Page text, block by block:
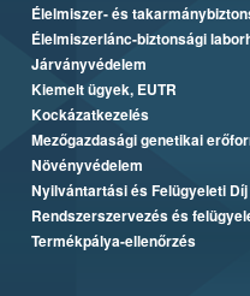
Élelmiszer- és
Élelmiszerlánc-biztonsági
Járványvédelem
Kiemelt ügyek, EUTR
Kockázatkezelés
Mezőgazdasági genetikai
Növényvédelem
Nyilvántartási és Felügyeleti Díj
Rendszerszervezés és
Termékpálya-ellenőrzés